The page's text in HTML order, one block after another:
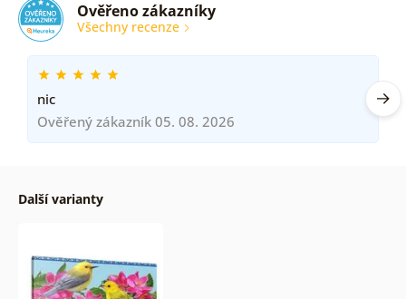
Ověřeno zákazníky
Všechny recenze
nic
Ověřený zákazník 05. 08. 2026
Další varianty